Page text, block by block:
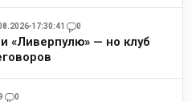
17:30:41 0
«Ливерпулю» — но клуб
0